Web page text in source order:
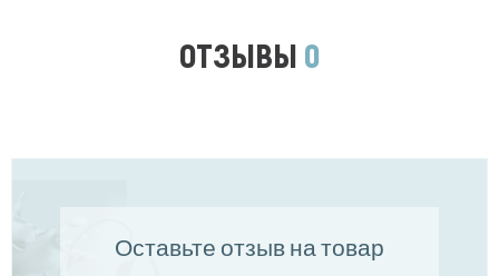
ОТЗЫВЫ 0
Оставьте отзыв на товар